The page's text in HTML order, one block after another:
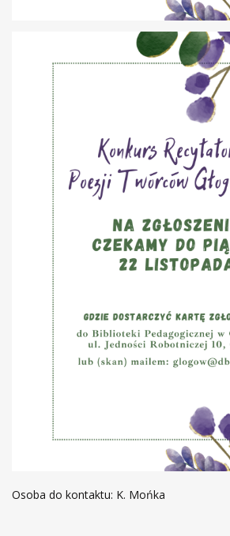
Osoba do kontaktu: K. Mońka